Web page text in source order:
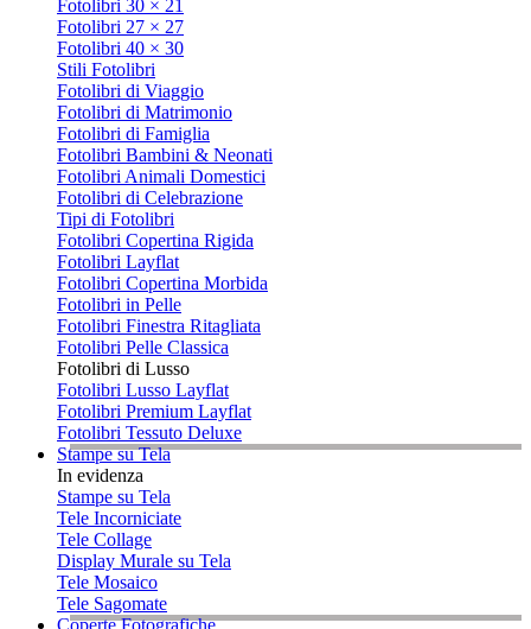
Fotolibri 30 × 21
Fotolibri 27 × 27
Fotolibri 40 × 30
Stili Fotolibri
Fotolibri di Viaggio
Fotolibri di Matrimonio
Fotolibri di Famiglia
Fotolibri Bambini & Neonati
Fotolibri Animali Domestici
Fotolibri di Celebrazione
Tipi di Fotolibri
Fotolibri Copertina Rigida
Fotolibri Layflat
Fotolibri Copertina Morbida
Fotolibri in Pelle
Fotolibri Finestra Ritagliata
Fotolibri Pelle Classica
Fotolibri di Lusso
Fotolibri Lusso Layflat
Fotolibri Premium Layflat
Fotolibri Tessuto Deluxe
Stampe su Tela
In evidenza
Stampe su Tela
Tele Incorniciate
Tele Collage
Display Murale su Tela
Tele Mosaico
Tele Sagomate
Coperte Fotografiche